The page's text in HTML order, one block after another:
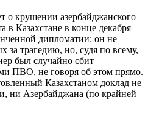
о крушении азербайджанского
в Казахстане в конце декабря
дипломатии: он не
за трагедию, но, судя по всему,
был случайно сбит
ПВО, не говоря об этом прямо.
Казахстаном доклад не
ни Азербайджана (по крайней